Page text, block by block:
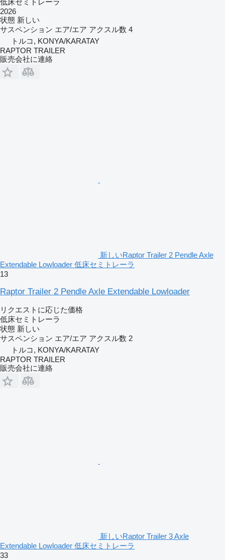
低床セミトレーラ
2026
状態 新しい
サスペンション エア/エア アクスル数 4
トルコ, KONYA/KARATAY
RAPTOR TRAILER
販売会社に連絡
新しいRaptor Trailer 2 Pendle Axle
Extendable Lowloader 低床セミトレーラ
13
Raptor Trailer 2 Pendle Axle Extendable Lowloader
リクエストに応じた価格
低床セミトレーラ
状態 新しい
サスペンション エア/エア アクスル数 2
トルコ, KONYA/KARATAY
RAPTOR TRAILER
販売会社に連絡
新しいRaptor Trailer 3 Axle
Extendable Lowloader 低床セミトレーラ
33